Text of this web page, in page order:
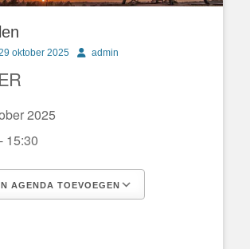
oktober 2025 Authoradmin
2025
15:30
AGENDA TOEVOEGEN